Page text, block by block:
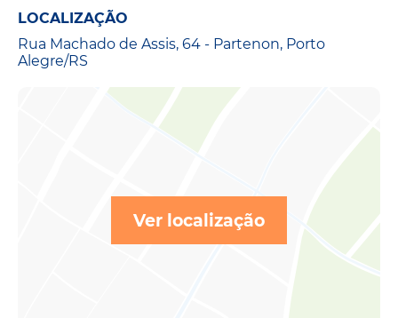
LOCALIZAÇÃO
Rua Machado de Assis, 64 - Partenon, Porto
Alegre/RS
Ver localização